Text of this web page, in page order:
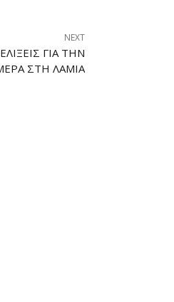
NEXT
ΓΙΑ ΤΗΝ
ΣΤΗ ΛΑΜΊΑ